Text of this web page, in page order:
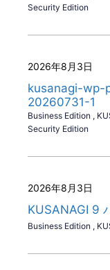
Security Edition
2026年8月3日
kusanagi-wp-
20260731-1
Business Edition ,
Security Edition
2026年8月3日
KUSANAGI 9
Business Edition ,